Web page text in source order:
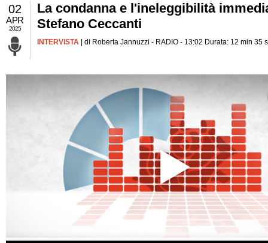
02
APR
2025
La condanna e l'ineleggibilità
Stefano Ceccanti
INTERVISTA | di Roberta Jannuzzi - RADIO - 13:02 Durata: 12 min 35